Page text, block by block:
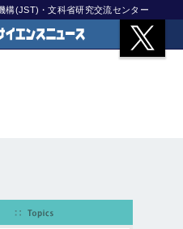
(JST)・文科省研究交流センター
ース